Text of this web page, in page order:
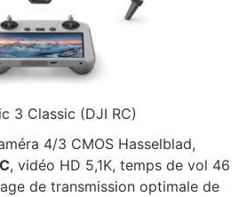
3 Classic (DJI RC)
4/3 CMOS Hasselblad,
, vidéo HD 5,1K, temps de vol 46
de transmission optimale de